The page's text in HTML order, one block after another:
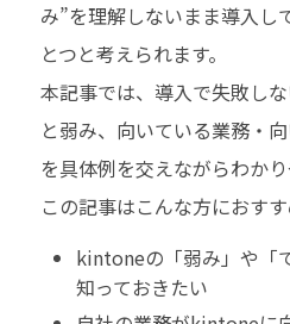
み”を理解しないまま導入し
とつと考えられます。
本記事では、導入で失敗し
と弱み、向いている業務・
を具体例を交えながらわかり
この記事はこんな方におすす
kintoneの「弱み」や「
知っておきたい